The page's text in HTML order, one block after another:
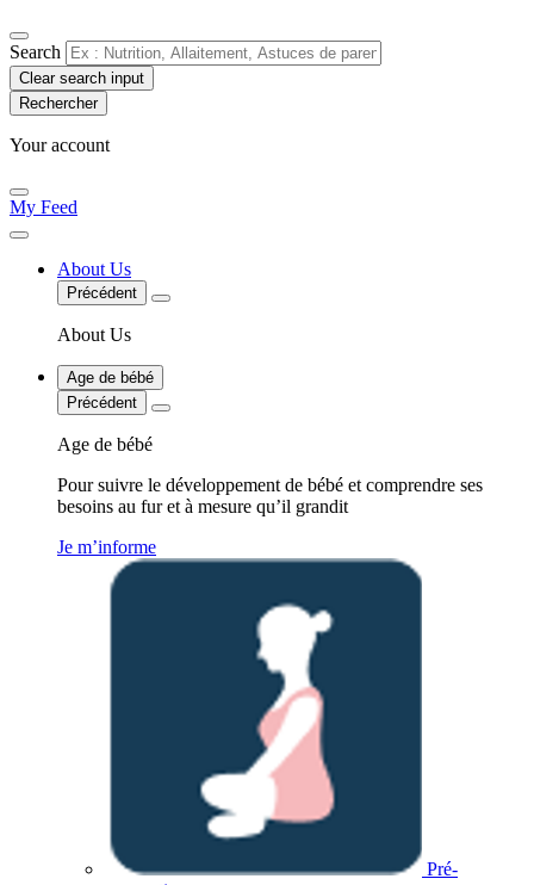
Search
Clear search input
Your account
My Feed
About Us
Précédent
About Us
Age de bébé
Précédent
Age de bébé
Pour suivre le développement de bébé et comprendre ses
besoins au fur et à mesure qu’il grandit
Je m’informe
Pré-